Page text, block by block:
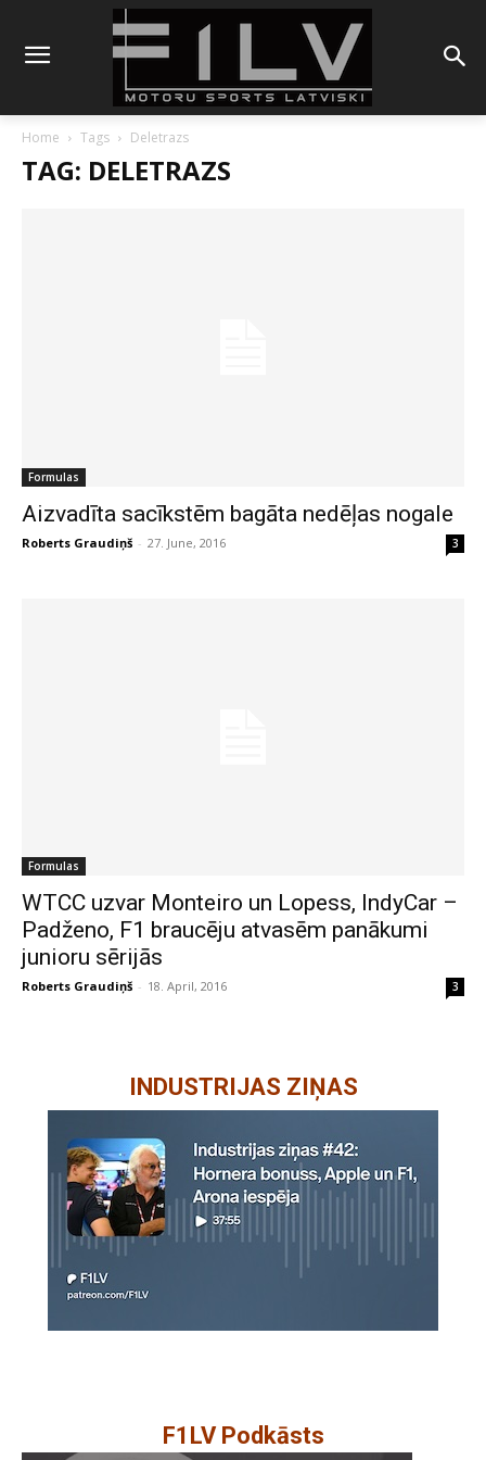
Home Tags Deletrazs
TAG: DELETRAZS
Formulas
Aizvadīta sacīkstēm bagāta nedēļas nogale
Roberts Graudiņš - 27. June, 2016 3
Formulas
WTCC uzvar Monteiro un Lopess, IndyCar –
Padženo, F1 braucēju atvasēm panākumi
junioru sērijās
Roberts Graudiņš - 18. April, 2016 3
INDUSTRIJAS ZIŅAS
F1LV Podkāsts